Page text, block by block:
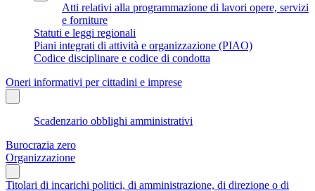
Atti relativi alla programmazione di lavori opere, servizi
e forniture
Statuti e leggi regionali
Piani integrati di attività e organizzazione (PIAO)
Codice disciplinare e codice di condotta
Oneri informativi per cittadini e imprese
Scadenzario obblighi amministrativi
Burocrazia zero
Organizzazione
Titolari di incarichi politici, di amministrazione, di direzione o di